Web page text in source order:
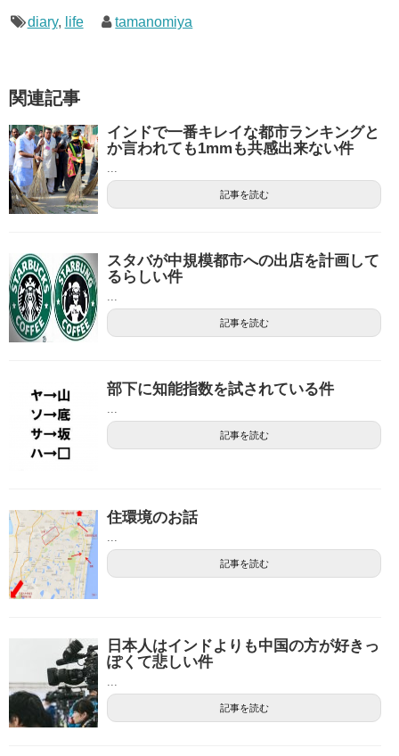
diary, life tamanomiya
関連記事
インドで一番キレイな都市ランキングと
か言われても1mmも共感出来ない件
...
記事を読む
スタバが中規模都市への出店を計画して
るらしい件
...
記事を読む
部下に知能指数を試されている件
...
記事を読む
住環境のお話
...
記事を読む
日本人はインドよりも中国の方が好きっ
ぽくて悲しい件
...
記事を読む